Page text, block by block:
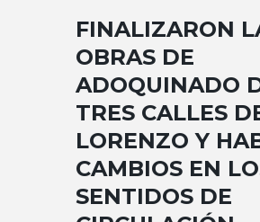
FINALIZARON
OBRAS DE
ADOQUINADO
TRES CALLES
LORENZO Y
CAMBIOS EN
SENTIDOS DE